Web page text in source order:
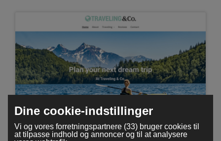
Traveling
Dine cookie-indstillinger
Vi og vores forretningspartnere (33) bruger cookies til
at tilpasse indhold og annoncer og til at analysere